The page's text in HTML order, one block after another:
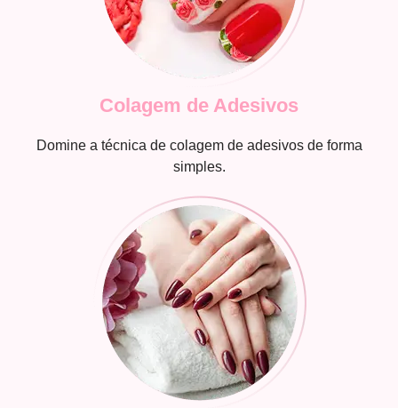
Colagem de Adesivos
Domine a técnica de colagem de adesivos de forma
simples.